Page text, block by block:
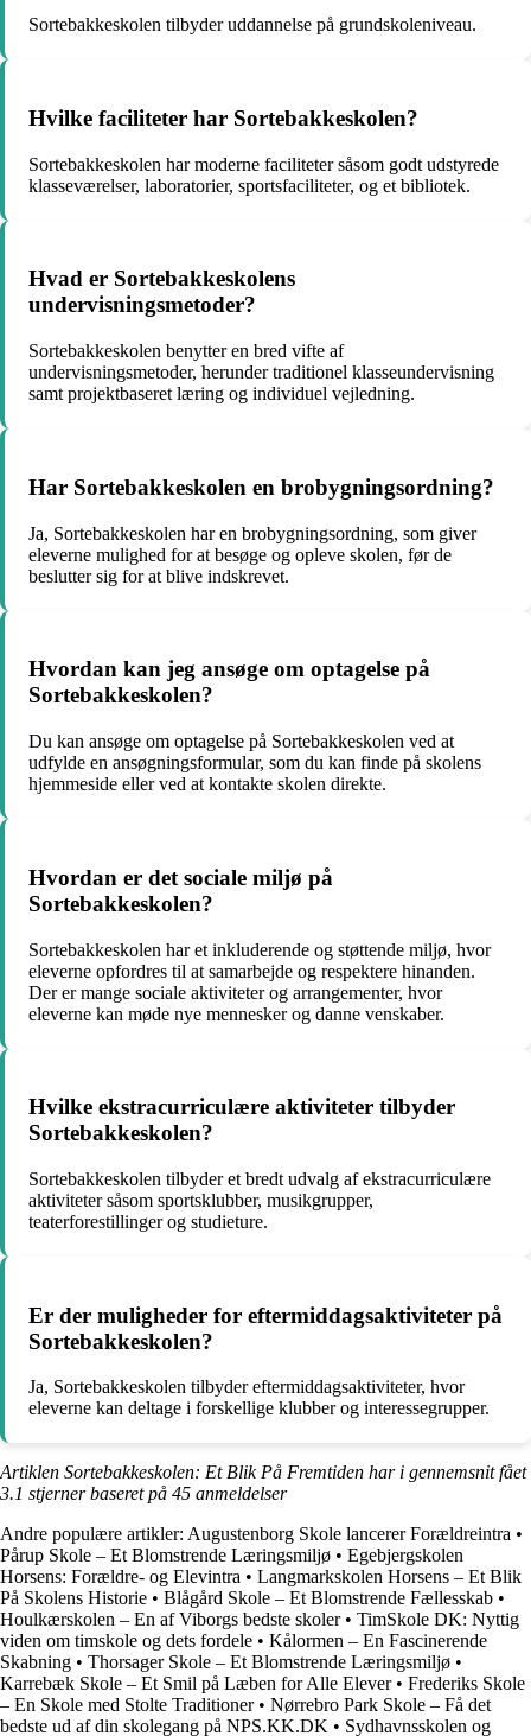
Sortebakkeskolen tilbyder uddannelse på grundskoleniveau.
Hvilke faciliteter har Sortebakkeskolen?
Sortebakkeskolen har moderne faciliteter såsom godt udstyrede
klasseværelser, laboratorier, sportsfaciliteter, og et bibliotek.
Hvad er Sortebakkeskolens
undervisningsmetoder?
Sortebakkeskolen benytter en bred vifte af
undervisningsmetoder, herunder traditionel klasseundervisning
samt projektbaseret læring og individuel vejledning.
Har Sortebakkeskolen en brobygningsordning?
Ja, Sortebakkeskolen har en brobygningsordning, som giver
eleverne mulighed for at besøge og opleve skolen, før de
beslutter sig for at blive indskrevet.
Hvordan kan jeg ansøge om optagelse på
Sortebakkeskolen?
Du kan ansøge om optagelse på Sortebakkeskolen ved at
udfylde en ansøgningsformular, som du kan finde på skolens
hjemmeside eller ved at kontakte skolen direkte.
Hvordan er det sociale miljø på
Sortebakkeskolen?
Sortebakkeskolen har et inkluderende og støttende miljø, hvor
eleverne opfordres til at samarbejde og respektere hinanden.
Der er mange sociale aktiviteter og arrangementer, hvor
eleverne kan møde nye mennesker og danne venskaber.
Hvilke ekstracurriculære aktiviteter tilbyder
Sortebakkeskolen?
Sortebakkeskolen tilbyder et bredt udvalg af ekstracurriculære
aktiviteter såsom sportsklubber, musikgrupper,
teaterforestillinger og studieture.
Er der muligheder for eftermiddagsaktiviteter på
Sortebakkeskolen?
Ja, Sortebakkeskolen tilbyder eftermiddagsaktiviteter, hvor
eleverne kan deltage i forskellige klubber og interessegrupper.
Artiklen Sortebakkeskolen: Et Blik På Fremtiden har i gennemsnit fået
3.1 stjerner baseret på 45 anmeldelser
Andre populære artikler: Augustenborg Skole lancerer Forældreintra •
Pårup Skole – Et Blomstrende Læringsmiljø • Egebjergskolen
Horsens: Forældre- og Elevintra • Langmarkskolen Horsens – Et Blik
På Skolens Historie • Blågård Skole – Et Blomstrende Fællesskab •
Houlkærskolen – En af Viborgs bedste skoler• TimSkole DK: Nyttig
viden om timskole og dets fordele • Kålormen – En Fascinerende
Skabning • Thorsager Skole – Et Blomstrende Læringsmiljø •
Karrebæk Skole – Et Smil på Læben for Alle Elever• Frederiks Skole
– En Skole med Stolte Traditioner• Nørrebro Park Skole – Få det
bedste ud af din skolegang på NPS.KK.DK • Sydhavnsskolen og